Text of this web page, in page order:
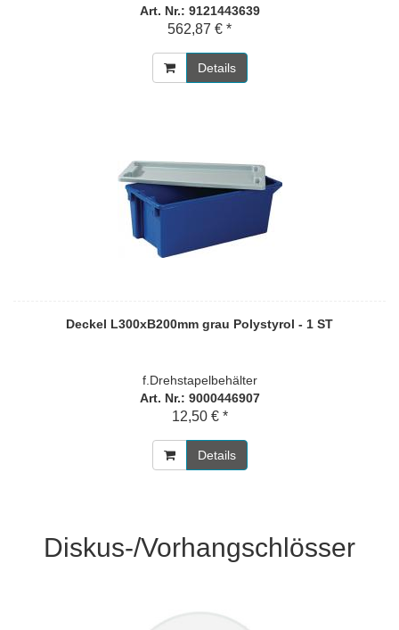
Art. Nr.: 9121443639
562,87 € *
Details
Deckel L300xB200mm grau Polystyrol - 1 ST
f.Drehstapelbehälter
Art. Nr.: 9000446907
12,50 € *
Details
Diskus-/Vorhangschlösser